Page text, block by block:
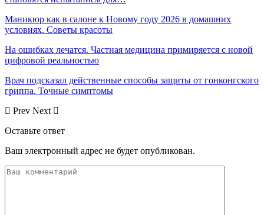
Маникюр как в салоне к Новому году 2026 в домашних
условиях. Советы красоты
На ошибках лечатся. Частная медицина примиряется с новой
цифровой реальностью
Врач подсказал действенные способы защиты от гонконгского
гриппа. Точные симптомы
Prev Next
Оставьте ответ
Ваш электронный адрес не будет опубликован.